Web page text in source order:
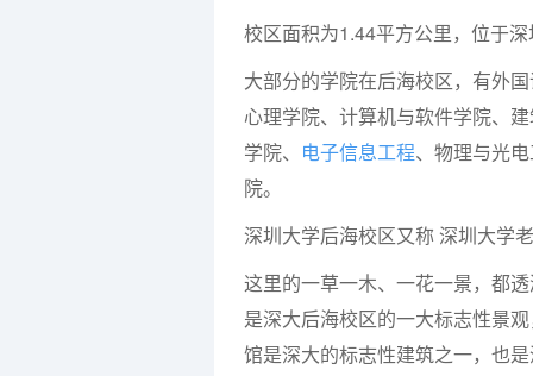
校区面积为1.44平方公里，位于
大部分的学院在后海校区，有外
心理学院、计算机与软件学院、
学院、 电子信息工程、物理与光
院。
深圳大学后海校区又称 深圳大学
这里的一草一木、一花一景，都
是深大后海校区的一大标志性景
馆是深大的标志性建筑之一，也